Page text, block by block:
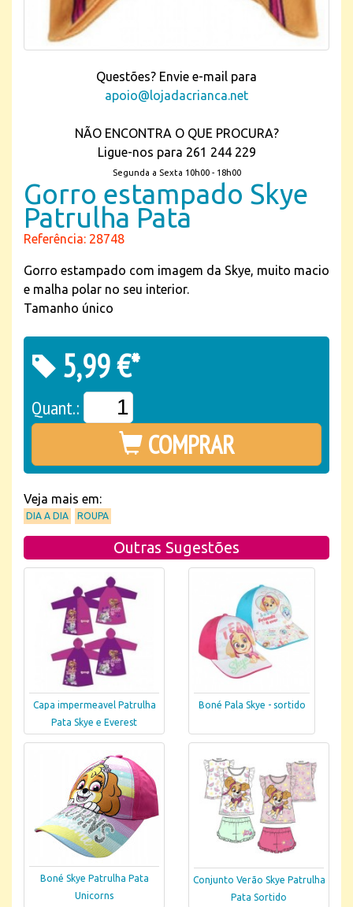
Questões? Envie e-mail para
apoio@lojadacrianca.net
NÃO ENCONTRA O QUE PROCURA?
Ligue-nos para 261 244 229
Segunda a Sexta 10h00 - 18h00
Gorro estampado Skye
Patrulha Pata
Referência: 28748
Gorro estampado com imagem da Skye, muito macio
e malha polar no seu interior.
Tamanho único
5,99 €*
Quant.:
COMPRAR
Veja mais em:
DIA A DIA ROUPA
Outras Sugestões
Capa impermeavel Patrulha
Pata Skye e Everest
Boné Pala Skye - sortido
Boné Skye Patrulha Pata
Unicorns
Conjunto Verão Skye Patrulha
Pata Sortido